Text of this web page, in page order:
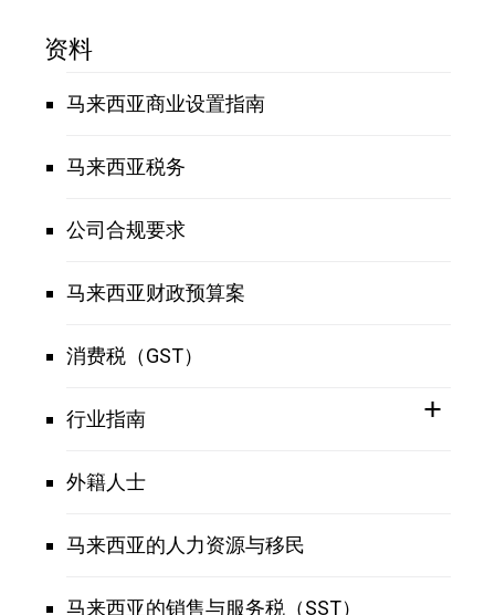
资料
马来西亚商业设置指南
马来西亚税务
公司合规要求
马来西亚财政预算案
消费税（GST）
行业指南
外籍人士
马来西亚的人力资源与移民
马来西亚的销售与服务税（SST）